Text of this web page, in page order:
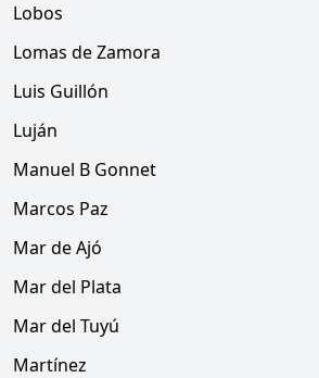
Lobos
Lomas de Zamora
Luis Guillón
Luján
Manuel B Gonnet
Marcos Paz
Mar de Ajó
Mar del Plata
Mar del Tuyú
Martínez